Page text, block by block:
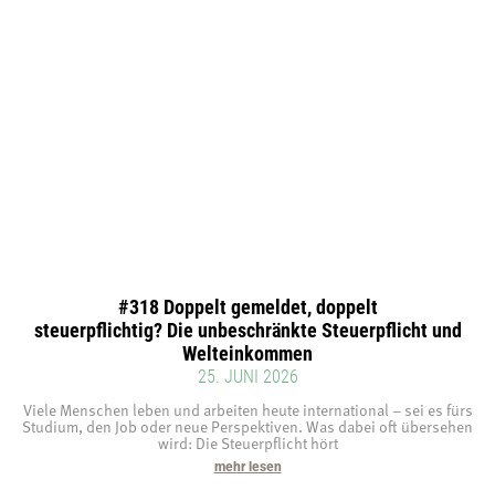
#318 Doppelt gemeldet, doppelt
steuerpflichtig? Die unbeschränkte Steuerpflicht und
Welteinkommen
25. JUNI 2026
Viele Menschen leben und arbeiten heute international – sei es fürs
Studium, den Job oder neue Perspektiven. Was dabei oft übersehen
wird: Die Steuerpflicht hört
mehr lesen